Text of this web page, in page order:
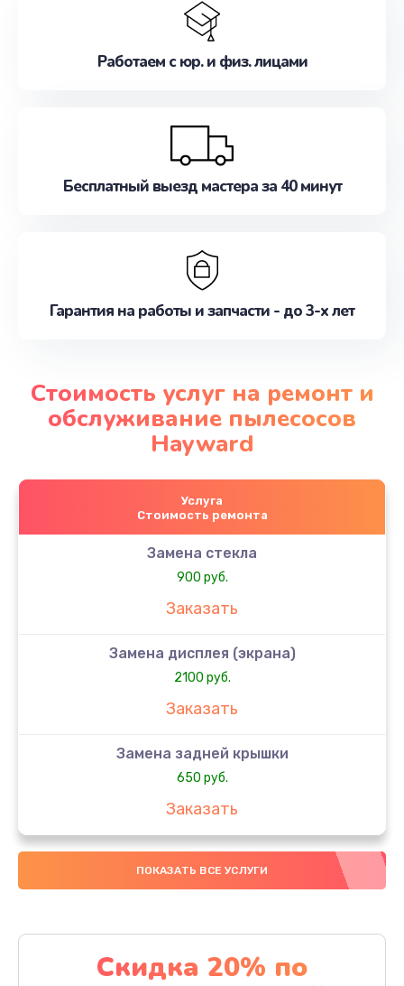
Работаем с юр. и физ. лицами
Бесплатный выезд мастера за 40 минут
Гарантия на работы и запчасти - до 3-х лет
Стоимость услуг на ремонт и
обслуживание пылесосов
Hayward
Услуга
Стоимость ремонта
Замена стекла
900 руб.
Заказать
Замена дисплея (экрана)
2100 руб.
Заказать
Замена задней крышки
650 руб.
Заказать
Замена аккумулятора
4000 руб.
Замена материнской платы
1100 руб.
ПОКАЗАТЬ ВСЕ УСЛУГИ
Скидка 20% по